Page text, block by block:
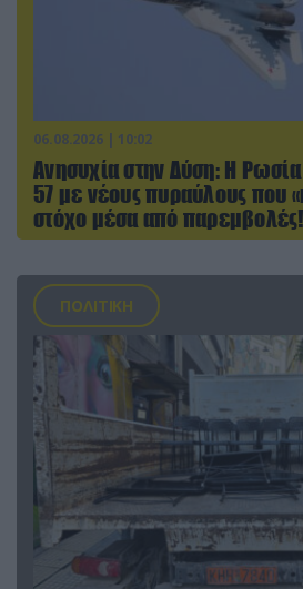
06.08.2026 | 10:02
Ανησυχία στην Δύση: H Ρωσία
57 με νέους πυραύλους που
στόχο μέσα από παρεμβολές!
ΠΟΛΙΤΙΚΗ